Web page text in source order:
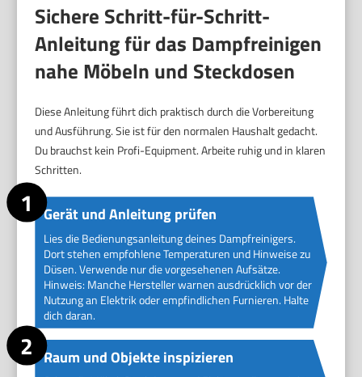
Sichere Schritt-für-Schritt-
Anleitung für das Dampfreinigen
nahe Möbeln und Steckdosen
Diese Anleitung führt dich praktisch durch die Vorbereitung
und Ausführung. Sie ist für den normalen Haushalt gedacht.
Du brauchst kein Profi-Equipment. Arbeite ruhig und in klaren
Schritten.
Gerät und Anleitung prüfen
Lies die Bedienungsanleitung deines Dampfreinigers.
Dort stehen empfohlene Temperaturen und Hinweise zu
Düsen. Verwende nur die vorgesehenen Aufsätze.
Hinweis: Manche Hersteller warnen ausdrücklich vor der
Nutzung an Elektrik oder empfindlichen Furnieren. Halte
dich daran.
Raum und Objekte inspizieren